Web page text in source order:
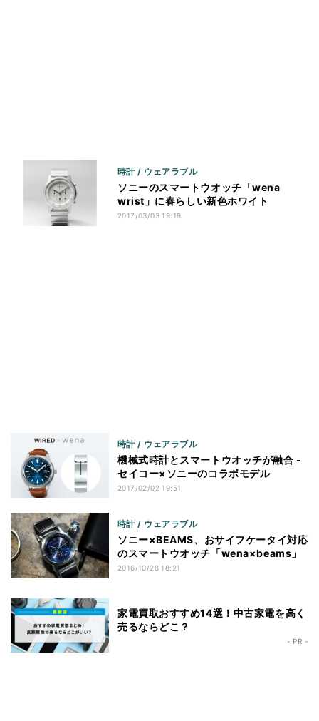
時計 / ウェアラブル
ソニーのスマートウオッチ「wena
wrist」に春らしい新色ホワイト
2017/03/03 19:19
時計 / ウェアラブル
機械式時計とスマートウオッチが融合 -
セイコー×ソニーのコラボモデル
2017/02/02 19:51
時計 / ウェアラブル
ソニー×BEAMS、おサイフケータイ対応
のスマートウオッチ「wena×beams」
2016/10/28 18:21
家電買取おすすめ14選！中古家電を高く
売るならどこ？
- PR -